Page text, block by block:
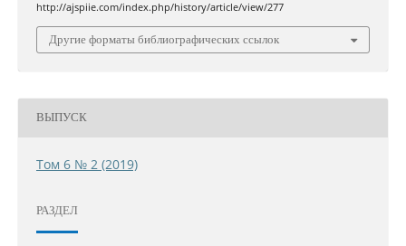
http://ajspiie.com/index.php/history/article/view/277
Другие форматы библиографических ссылок
ВЫПУСК
Том 6 № 2 (2019)
РАЗДЕЛ